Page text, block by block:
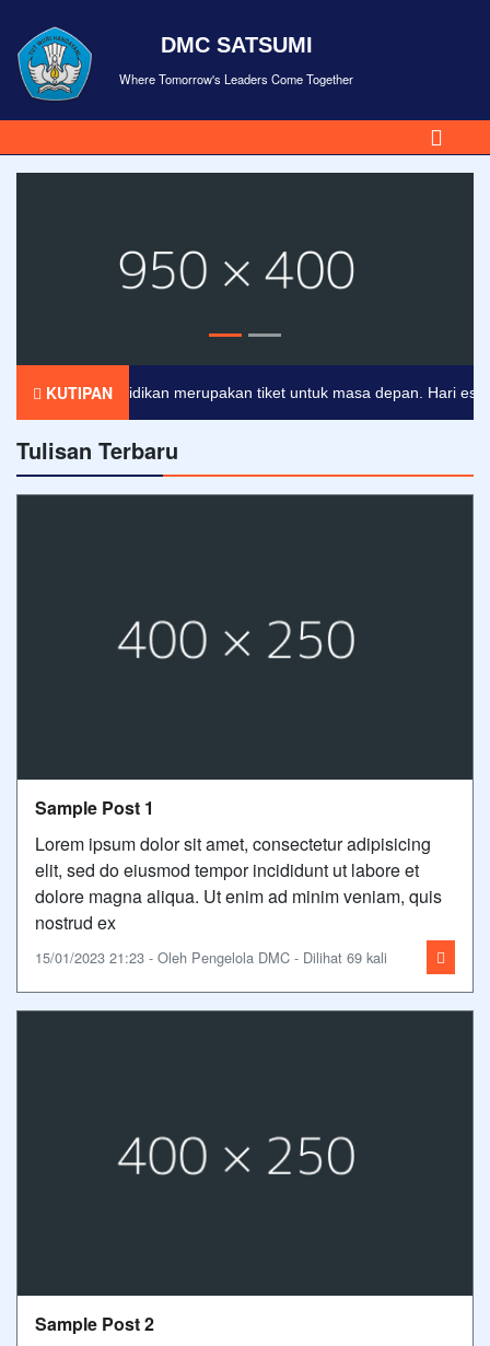
DMC SATSUMI
Where Tomorrow's Leaders Come Together
KUTIPAN
Pendidikan merupakan tiket untuk masa depan. Hari esok
Tulisan Terbaru
Sample Post 1
Lorem ipsum dolor sit amet, consectetur adipisicing
elit, sed do eiusmod tempor incididunt ut labore et
dolore magna aliqua. Ut enim ad minim veniam, quis
nostrud ex
15/01/2023 21:23 - Oleh Pengelola DMC - Dilihat 69 kali
Sample Post 2